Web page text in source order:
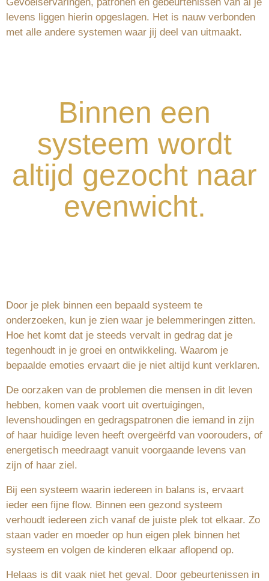
levens liggen hierin opgeslagen. Het is nauw verbonden
met alle andere systemen waar jij deel van uitmaakt.
Binnen een
systeem wordt
altijd gezocht naar
evenwicht.
Door je plek binnen een bepaald systeem te
onderzoeken, kun je zien waar je belemmeringen zitten.
Hoe het komt dat je steeds vervalt in gedrag dat je
tegenhoudt in je groei en ontwikkeling. Waarom je
bepaalde emoties ervaart die je niet altijd kunt verklaren.
De oorzaken van de problemen die mensen in dit leven
hebben, komen vaak voort uit overtuigingen,
levenshoudingen en gedragspatronen die iemand in zijn
of haar huidige leven heeft overgeërfd van voorouders, of
energetisch meedraagt vanuit voorgaande levens van
zijn of haar ziel.
Bij een systeem waarin iedereen in balans is, ervaart
ieder een fijne flow. Binnen een gezond systeem
verhoudt iedereen zich vanaf de juiste plek tot elkaar. Zo
staan vader en moeder op hun eigen plek binnen het
systeem en volgen de kinderen elkaar aflopend op.
Helaas is dit vaak niet het geval. Door gebeurtenissen in